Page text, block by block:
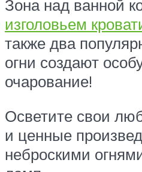
Зона над ванной
изголовьем
также два
огни создают
очарование!
Осветите свои
и ценные
неброскими